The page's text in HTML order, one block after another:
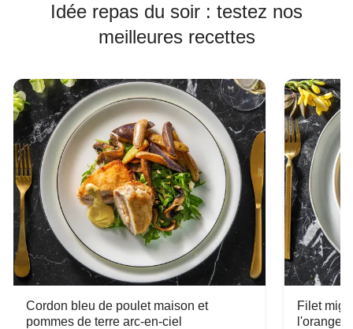
Idée repas du soir : testez nos
meilleures recettes
Cordon bleu de poulet maison et
pommes de terre arc-en-ciel
Filet
l'orange